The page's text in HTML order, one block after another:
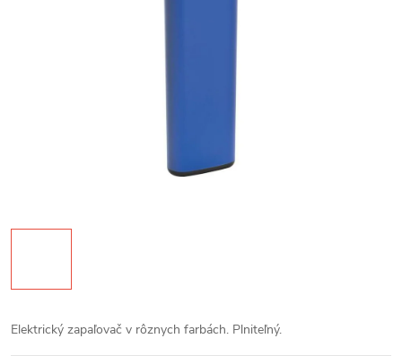
Elektrický zapaľovač v rôznych farbách. Plniteľný.